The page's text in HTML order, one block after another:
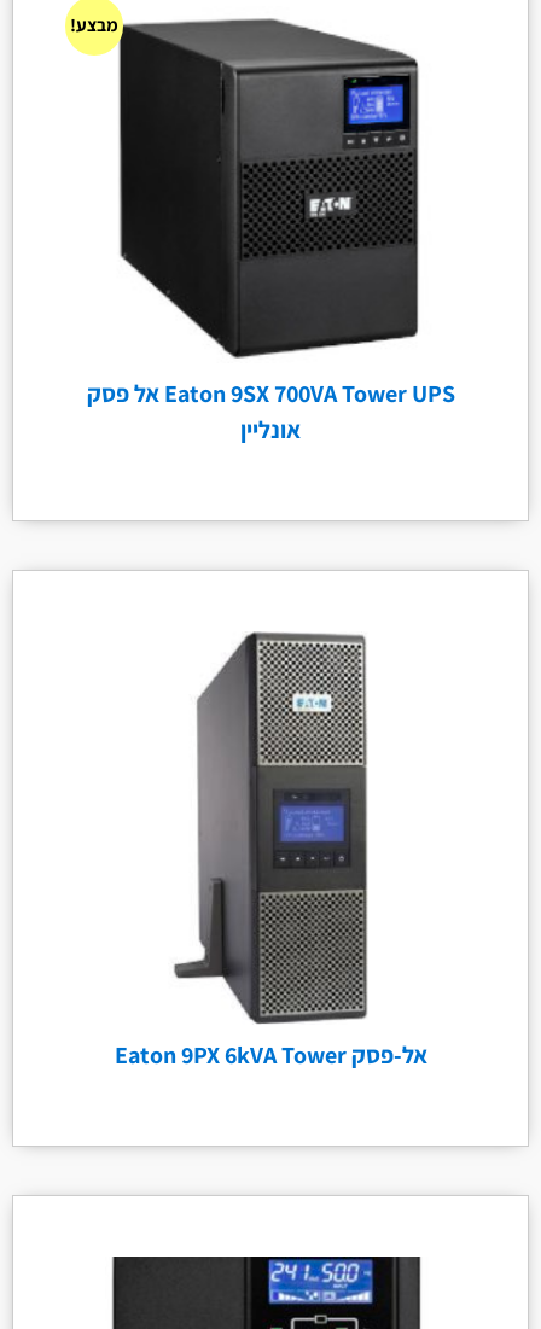
מבצע!
Eaton 9SX 700VA Tower UPS אל פסק
אונליין
אל-פסק Eaton 9PX 6kVA Tower